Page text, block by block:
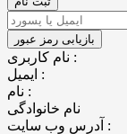
نام کاربری :
ایمیل :
نام :
نام خانوادگی
آدرس وب سایت :